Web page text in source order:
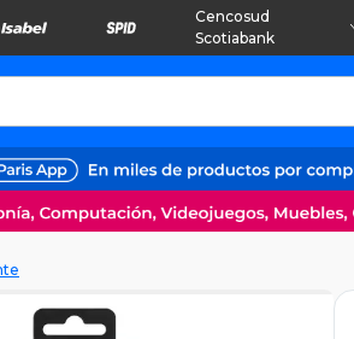
Cencosud
Scotiabank